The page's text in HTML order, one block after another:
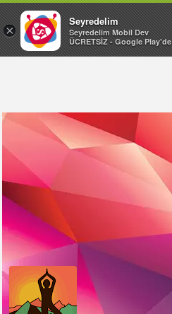
×
Seyredelim
Seyredelim Mobil Dev
ÜCRETSİZ - Google Play'de